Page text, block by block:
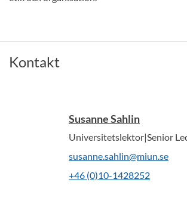
Kontakt
Susanne Sahlin
Universitetslektor|Senior
susanne.sahlin@miun.se
+46 (0)10-1428252